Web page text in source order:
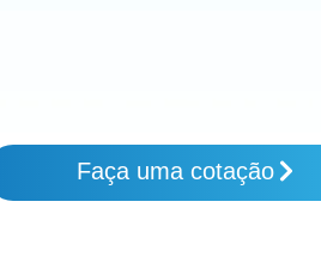
Faça uma cotação